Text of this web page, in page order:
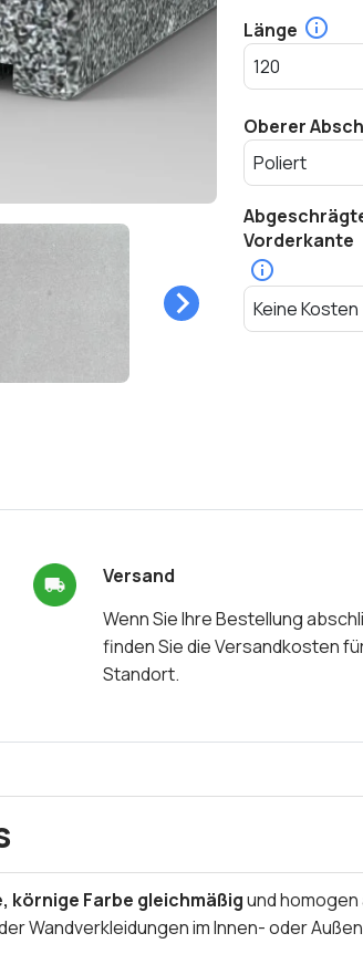
Länge
Oberer
Vorderkante
Versand
Wenn Sie Ihre Bestellung
finden Sie die Versandkosten
Standort.
körnige Farbe gleichmäßigund
Wandverkleidungen im Innen- oder